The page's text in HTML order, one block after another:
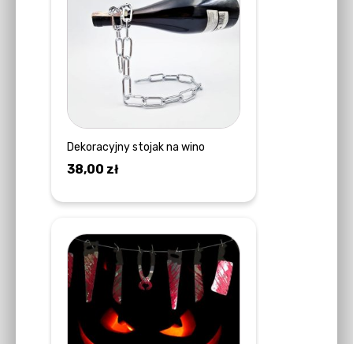
Dekoracyjny stojak na wino
38,00 zł